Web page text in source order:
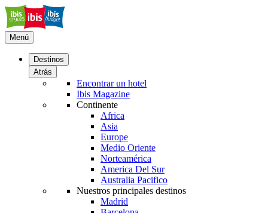
Menú
Destinos
Atrás
Encontrar un hotel
Ibis Magazine
Continente
Africa
Asia
Europe
Medio Oriente
Norteamérica
America Del Sur
Australia Pacifico
Nuestros principales destinos
Madrid